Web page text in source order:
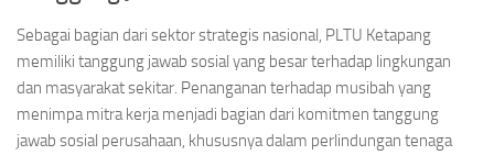
Sebagai bagian dari sektor strategis nasional, PLTU Ketapang
memiliki tanggung jawab sosial yang besar terhadap lingkungan
dan masyarakat sekitar. Penanganan terhadap musibah yang
menimpa mitra kerja menjadi bagian dari komitmen tanggung
jawab sosial perusahaan, khususnya dalam perlindungan tenaga